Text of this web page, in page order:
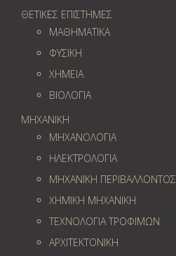
ΘΕΤΙΚΕΣ ΕΠΙΣΤΗΜΕΣ
ΜΑΘΗΜΑΤΙΚΑ
ΦΥΣΙΚΗ
ΧΗΜΕΙΑ
ΒΙΟΛΟΓΙΑ
ΜΗΧΑΝΙΚΗ
ΜΗΧΑΝΟΛΟΓΙΑ
ΗΛΕΚΤΡΟΛΟΓΙΑ
ΜΗΧΑΝΙΚΗ ΠΕΡΙΒΑΛΛΟΝΤΟΣ
ΧΗΜΙΚΗ ΜΗΧΑΝΙΚΗ
ΤΕΧΝΟΛΟΓΙΑ ΤΡΟΦΙΜΩΝ
ΑΡΧΙΤΕΚΤΟΝΙΚΗ